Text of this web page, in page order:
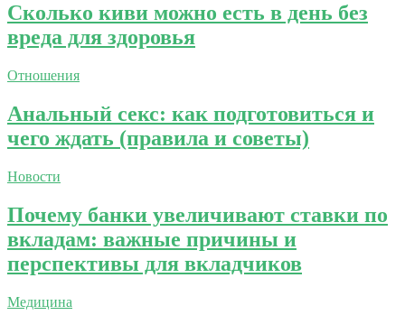
Сколько киви можно есть в день без
вреда для здоровья
Отношения
Анальный секс: как подготовиться и
чего ждать (правила и советы)
Новости
Почему банки увеличивают ставки по
вкладам: важные причины и
перспективы для вкладчиков
Медицина